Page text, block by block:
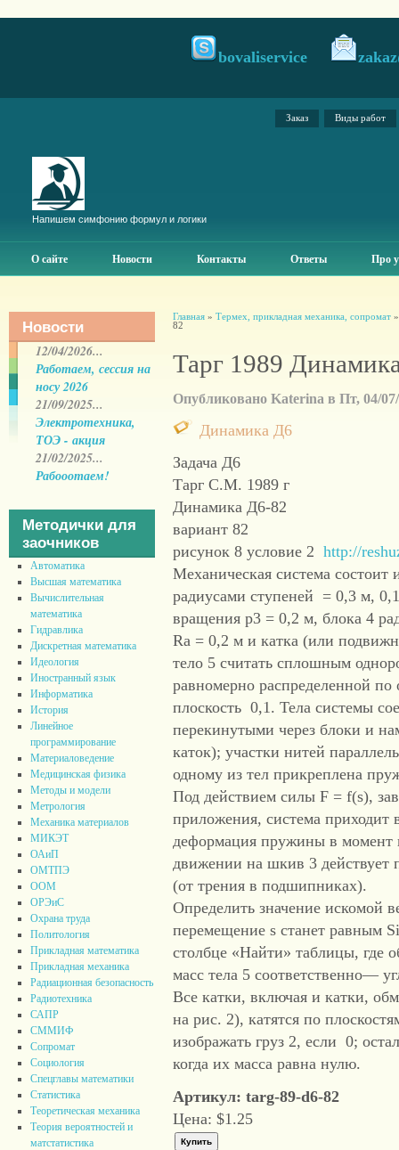
bovaliservice
Заказ Виды работ
Напишем симфонию формул и логики
О сайте Новости Контакты Ответы Про
Новости
12/04/2026...
Работаем, сессия на
носу 2026
21/09/2025...
Электротехника,
ТОЭ - акция
21/02/2025...
Рабооотаем!
Методички для
заочников
Автоматика
Высшая математика
Вычислительная
математика
Гидравлика
Дискретная математика
Идеология
Иностранный язык
Информатика
История
Линейное
программирование
Материаловедение
Медицинская физика
Методы и модели
Метрология
Механика материалов
МИКЭТ
ОАиП
ОМТПЭ
ООМ
ОРЭиС
Охрана труда
Политология
Прикладная математика
Прикладная механика
Радиационная безопасность
Радиотехника
САПР
СММИФ
Сопромат
Социология
Спецглавы математики
Статистика
Теоретическая механика
Теория вероятностей и
матстатистика
Главная» Термех, прикладная механика, сопромат
82
Тарг 1989
Опубликовано Katerina в Пт, 04/
Динамика Д6
Задача Д6
Тарг С.М. 1989 г
Динамика Д6-82
вариант 82
рисунок 8 условие 2 http://
Механическая система состоит
радиусами ступеней = 0,3 м,
вращения р3 = 0,2 м, блока 4
Ra = 0,2 м и катка (или
тело 5 считать сплошным
равномерно распределенной
плоскость 0,1. Тела системы
перекинутыми через блоки и
каток); участки нитей
одному из тел прикреплена
Под действием силы F = f(s),
приложения, система приходит
деформация пружины в момент
движении на шкив 3
(от трения в подшипниках).
Определить значение искомой
перемещение s станет равным
столбце «Найти» таблицы, где
масс тела 5 соответственно—
Все катки, включая и катки,
на рис. 2), катятся по
изображать груз 2, если 0;
когда их масса равна нулю.
Артикул: targ-89-d6-82
Цена: $1.25